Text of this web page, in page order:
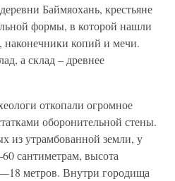
Баймяохань, крестьяне
формы, в которой нашли
наконечники копий и мечи.
а склад – древнее
откопали огромное
оборонительной стены.
из утрамбованной земли, у
сантиметрам, высота
метров. Внутри городища